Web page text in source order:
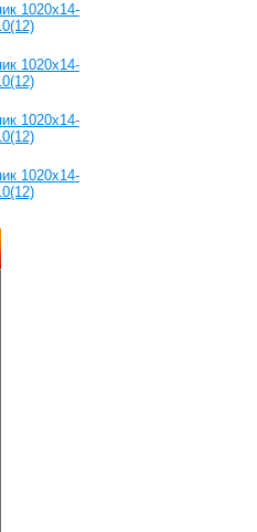
1020x14-
1020x14-
1020x14-
1020x14-